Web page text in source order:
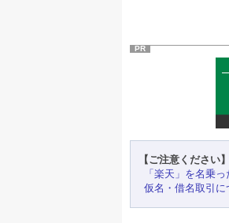
PR
【ご注意ください】
「楽天」を名乗
仮名・借名取引に